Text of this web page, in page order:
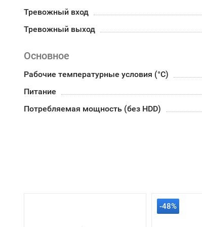
Тревожный вход
Тревожный выход
Основное
Рабочие температурные условия (°С)
Питание
Потребляемая мощность (без HDD)
-48%